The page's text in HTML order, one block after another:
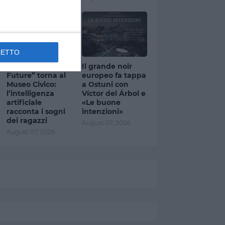
Future” torna al
Museo Civico:
l’intelligenza
artificiale
racconta i sogni
dei ragazzi
August 07, 2026
Il grande noir
europeo fa tappa
a Ostuni con
Víctor del Árbol e
«Le buone
intenzioni»
August 07, 2026